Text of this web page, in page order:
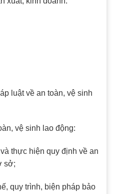
luật về an toàn, vệ sinh
vệ sinh lao động:
thực hiện quy định về an
sở;
quy trình, biện pháp bảo